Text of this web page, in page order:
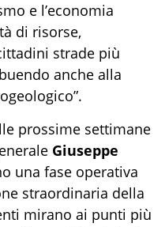
e l’economia
di risorse,
strade più
anche alla
prossime settimane
Giuseppe
una fase operativa
straordinaria della
mirano ai punti più